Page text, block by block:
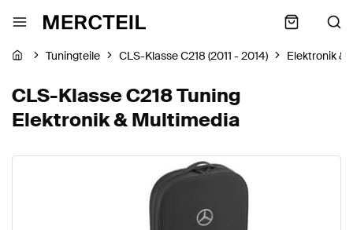
Tuningteile CLS-Klasse C218 (2011 - 2014) Elektronik &
CLS-Klasse C218 Tuning
Elektronik & Multimedia